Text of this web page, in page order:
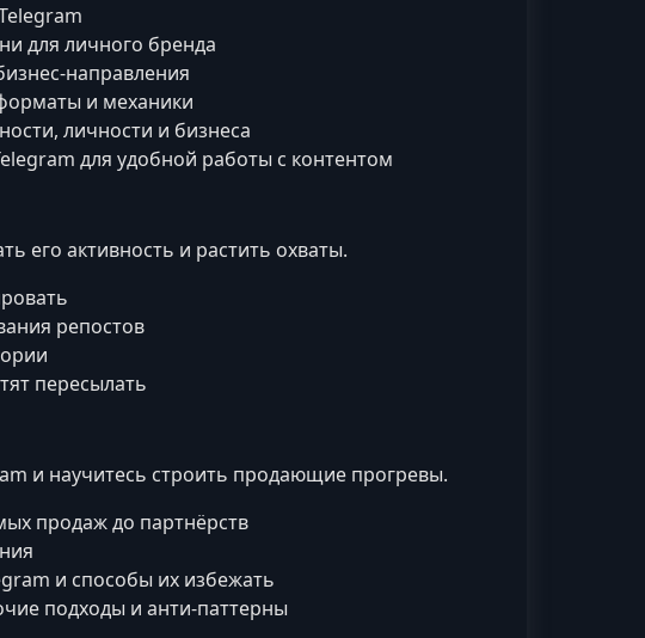
для личного бренда
направления
и механики
личности и бизнеса
для удобной работы с контентом
его активность и растить охваты.
репостов
пересылать
и научитесь строить продающие прогревы.
продаж до партнёрств
и способы их избежать
подходы и анти-паттерны